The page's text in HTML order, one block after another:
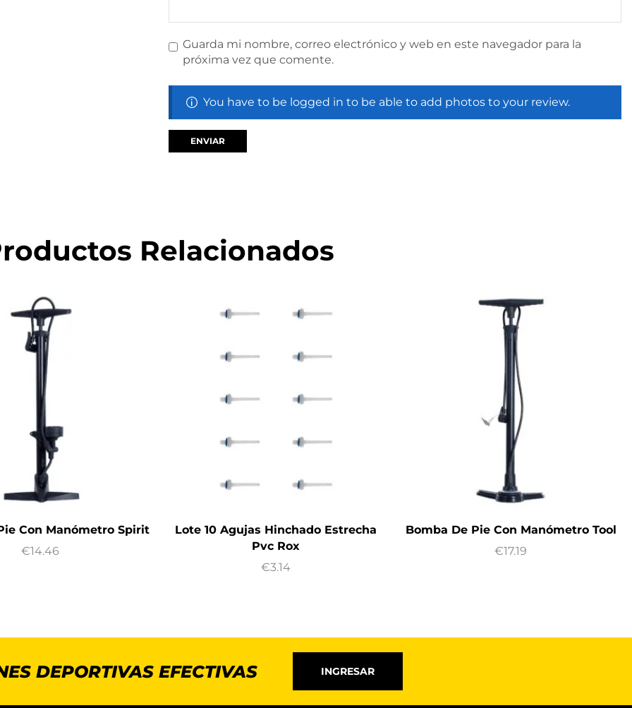
Guarda mi nombre, correo electrónico y web en este navegador para la
próxima vez que comente.
You have to be logged in to be able to add photos to your review.
Relacionados
Con Manómetro Spirit
€14.46
Lote 10 Agujas Hinchado Estrecha
Pvc Rox
€3.14
Bomba De Pie Con Manómetro Tool
€17.19
DEPORTIVAS EFECTIVAS INGRESAR